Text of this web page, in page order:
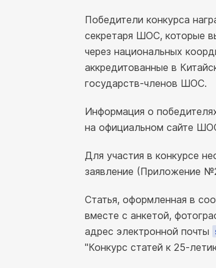
Победители конкурса
секретаря ШОС, которые
через национальных
аккредитованные в
государств-членов ШОС.
Информация о
на официальном сайте
Для участия в конкурсе
заявление (Приложение
Статья, оформленная в
вместе с анкетой,
адрес электронной почты
"Конкурс статей к 25-